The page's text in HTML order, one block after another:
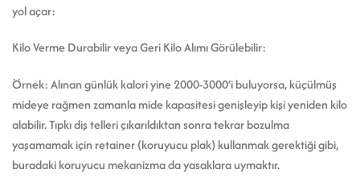
yol açar:
Kilo Verme Durabilir veya Geri Kilo Alımı Görülebilir:
Örnek: Alınan günlük kalori yine 2000-3000’i buluyorsa, küçülmüş
mideye rağmen zamanla mide kapasitesi genişleyip kişi yeniden kilo
alabilir. Tıpkı diş telleri çıkarıldıktan sonra tekrar bozulma
yaşamamak için retainer (koruyucu plak) kullanmak gerektiği gibi,
buradaki koruyucu mekanizma da yasaklara uymaktır.